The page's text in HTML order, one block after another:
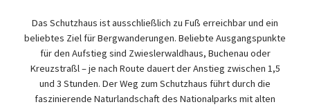
Das Schutzhaus ist ausschließlich zu Fuß erreichbar und ein
beliebtes Ziel für Bergwanderungen. Beliebte Ausgangspunkte
für den Aufstieg sind Zwieslerwaldhaus, Buchenau oder
Kreuzstraßl – je nach Route dauert der Anstieg zwischen 1,5
und 3 Stunden. Der Weg zum Schutzhaus führt durch die
faszinierende Naturlandschaft des Nationalparks mit alten